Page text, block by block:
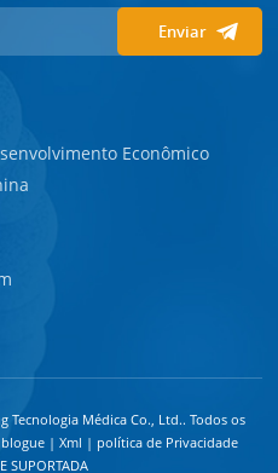
Enviar
Econômico
Médica Co., Ltd.. Todos os
blogue | Xml | política de Privacidade
SUPORTADA